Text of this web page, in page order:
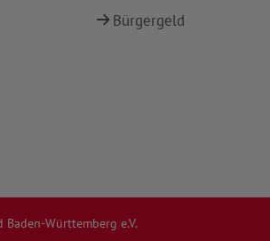
Bürgergeld
Württemberg e.V.